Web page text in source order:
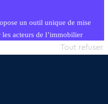
un outil unique de mise
acteurs de l’immobilier
simple et intégrant
Tout refuser